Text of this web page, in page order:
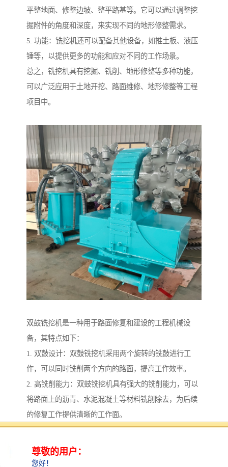
平整地面、修整边坡、整平路基等。它可以通过调整挖
掘附件的角度和深度，来实现不同的地形修整需求。
5. 功能：铣挖机还可以配备其他设备，如推土板、液压
锤等，以提供更多的功能和应对不同的工作场景。
总之，铣挖机具有挖掘、铣削、地形修整等多种功能，
可以广泛应用于土地开挖、路面维修、地形修整等工程
项目中。
双鼓铣挖机是一种用于路面修复和建设的工程机械设
备，其特点如下：
1. 双鼓设计：双鼓铣挖机采用两个旋转的铣鼓进行工
作，可以同时铣削两个方向的路面，提高工作效率。
2. 高铣削能力：双鼓铣挖机具有强大的铣削能力，可以
将路面上的沥青、水泥混凝土等材料铣削除去，为后续
的修复工作提供清晰的工作面。
3. 控制：双鼓铣挖机配备了的控制系统，可以实现对铣
削深度、角度和速度等参数的控制，确保修复工作的质
量和准确性。